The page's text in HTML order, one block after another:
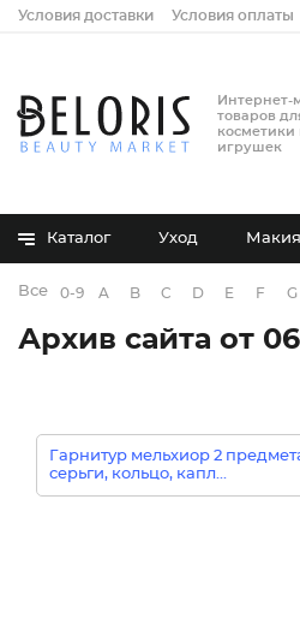
Условия доставки Условия оплаты
Интернет-
товаров
косметики
игрушек
Каталог Уход
Все бренды
0-9 A B C D E F G
Архив сайта от
Гарнитур мельхиор 2
серьги, кольцо, капл...